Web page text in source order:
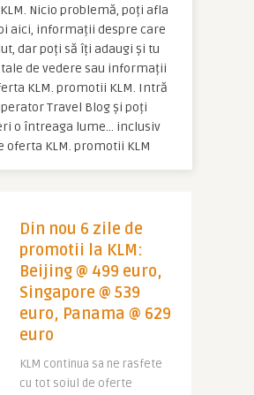
Nicio problemă, poți afla
aici, informații despre care
dar poți să îți adaugi și tu
de vedere sau informații
KLM. promotii KLM. Intră
Travel Blog și poți
o întreaga lume… inclusiv
oferta KLM. promotii KLM
Din nou 6 zile de
promotii la KLM:
Beijing @ 499 euro,
Singapore @ 539
euro, Panama @ 629
euro
KLM continua sa ne rasfete
cu tot soiul de oferte